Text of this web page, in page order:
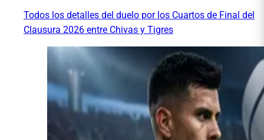
Todos los detalles del duelo por los Cuartos de Final del
Clausura 2026 entre Chivas y Tigres